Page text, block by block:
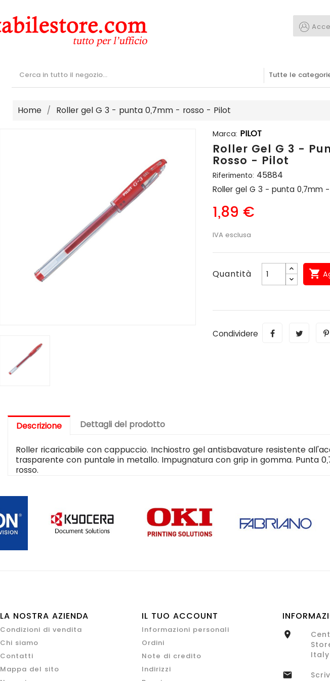
Home Roller gel G 3 - punta 0,7mm - rosso - Pilot
Marca: PILOT
Roller Gel G 3 -
Rosso - Pilot
Riferimento: 45884
Roller gel G 3 - punta 0,7mm
1,89 €
IVA esclusa
Quantità 
Condividere
Descrizione Dettagli del prodotto
Roller ricaricabile con cappuccio. Inchiostro gel antisbavature resistente
trasparente con puntale in metallo. Impugnatura con grip in gomma. Punta
rosso.
LA NOSTRA AZIENDA
Condizioni di vendita
Chi siamo
Contatti
Mappa del sito
IL TUO ACCOUNT
Informazioni personali
Ordini
Note di credito
Indirizzi

Italy
